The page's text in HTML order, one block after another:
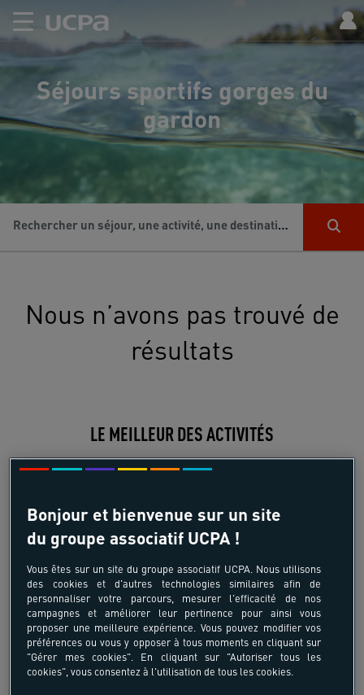
Séjours sportifs gorges du
gardon
Rechercher un séjour, une activité, une destination...
Nous n’avons pas trouvé de
résultats
LE MEILLEUR DES ACTIVITÉS
Découverte pays Plongée
Bonjour et bienvenue sur un site
du groupe associatif UCPA !
Vous êtes sur un site du groupe associatif UCPA. Nous utilisons
des cookies et d'autres technologies similaires afin de
personnaliser votre parcours, mesurer l'efficacité de nos
campagnes et améliorer leur pertinence pour ainsi vous
proposer une meilleure expérience. Vous pouvez modifier vos
préférences ou vous y opposer à tous moments en cliquant sur
"Gérer mes cookies". En cliquant sur "Autoriser tous les
cookies", vous consentez à l'utilisation de tous les cookies.